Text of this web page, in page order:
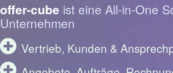
offer-cube ist eine All-in-One
Unternehmen
Vertrieb, Kunden &